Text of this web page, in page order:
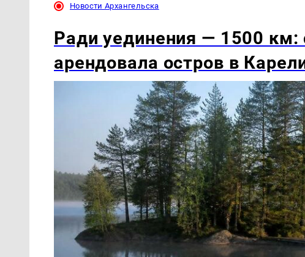
Новости Архангельска
Ради уединения — 1500 км:
арендовала остров в